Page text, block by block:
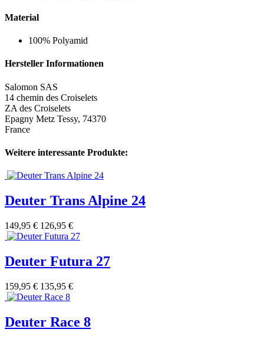
Material
100% Polyamid
Hersteller Informationen
Salomon SAS
14 chemin des Croiselets
ZA des Croiselets
Epagny Metz Tessy, 74370
France
Weitere interessante Produkte:
Deuter Trans Alpine 24
149,95 € 126,95 €
Deuter Futura 27
159,95 € 135,95 €
Deuter Race 8